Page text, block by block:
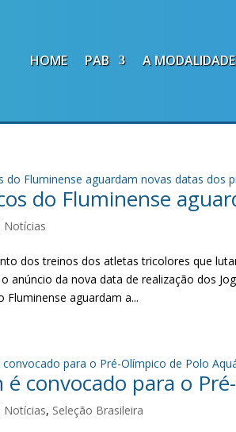
HOME PAB A MODALIDADE
do Fluminense
Notícias
dos treinos dos atletas tricolores que
anúncio da nova data de realização dos
Fluminense aguardam a...
é convocado para o
Notícias, Seleção Brasileira